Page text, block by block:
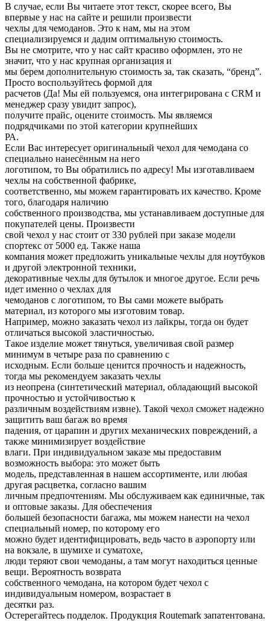
В случае, если Вы читаете этот текст, скорее всего, Вы
впервые у нас на сайте и решили произвести
чехлы для чемоданов. Это к нам, мы на этом
специализируемся и дадим оптимальную стоимость.
Вы не смотрите, что у нас сайт красиво оформлен, это не
значит, что у нас крупная организация и
мы берем дополнительную стоимость за, так сказать, “бренд”.
Просто воспользуйтесь формой для
расчетов (Да! Мы ей пользуемся, она интегрирована с CRM и
менеджер сразу увидит запрос),
получите прайс, оцените стоимость. Мы являемся
подрядчиками по этой категории крупнейших
РА.
Если Вас интересует оригинальный чехол для чемодана со
специально нанесённым на него
логотипом, то Вы обратились по адресу! Мы изготавливаем
чехлы на собственной фабрике,
соответственно, мы можем гарантировать их качество. Кроме
того, благодаря наличию
собственного производства, мы устанавливаем доступные для
покупателей цены. Произвести
свой чехол у нас стоит от 330 рублей при заказе модели
спортекс от 5000 ед. Также наша
компания может предложить уникальные чехлы для ноутбуков
и другой электронной техники,
декоративные чехлы для бутылок и многое другое. Если речь
идет именно о чехлах для
чемоданов с логотипом, то Вы сами можете выбрать
материал, из которого мы изготовим товар.
Например, можно заказать чехол из лайкры, тогда он будет
отличаться высокой эластичностью.
Такое изделие может тянуться, увеличивая свой размер
минимум в четыре раза по сравнению с
исходным. Если больше ценится прочность и надежность,
тогда мы рекомендуем заказать чехлы
из неопрена (синтетический материал, обладающий высокой
прочностью и устойчивостью к
различным воздействиям извне). Такой чехол сможет надежно
защитить ваш багаж во время
падения, от царапин и других механических повреждений, а
также минимизирует воздействие
влаги. При индивидуальном заказе мы предоставим
возможность выбора: это может быть
модель, представленная в нашем ассортименте, или любая
другая расцветка, согласно вашим
личным предпочтениям. Мы обслуживаем как единичные, так
и оптовые заказы. Для обеспечения
большей безопасности багажа, мы можем нанести на чехол
специальный номер, по которому его
можно будет идентифицировать, ведь часто в аэропорту или
на вокзале, в шумихе и суматохе,
люди теряют свои чемоданы, а там могут находиться ценные
вещи. Вероятность возврата
собственного чемодана, на котором будет чехол с
индивидуальным номером, возрастает в
десятки раз.
Остерегайтесь подделок. Продукция Routemark запатентована.